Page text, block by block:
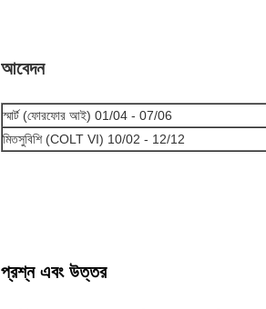
আবেদন
স্মার্ট (ফোরফোর আই) 01/04 - 07/06
মিতসুবিশি (COLT VI) 10/02 - 12/12
প্রশ্ন এবং উত্তর